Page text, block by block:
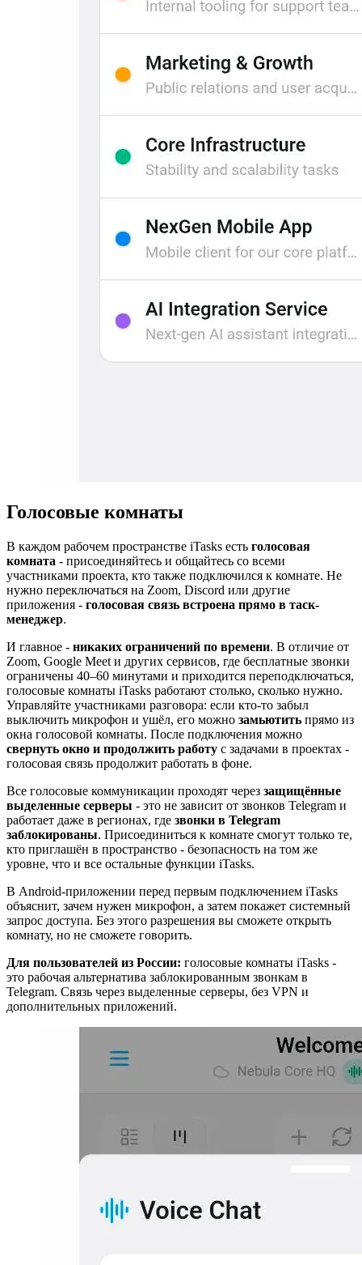
Голосовые комнаты
В каждом рабочем пространстве iTasks есть голосовая
комната - присоединяйтесь и общайтесь со всеми
участниками проекта, кто также подключился к комнате. Не
нужно переключаться на Zoom, Discord или другие
приложения - голосовая связь встроена прямо в таск-
менеджер.
И главное - никаких ограничений по времени. В отличие от
Zoom, Google Meet и других сервисов, где бесплатные звонки
ограничены 40–60 минутами и приходится переподключаться,
голосовые комнаты iTasks работают столько, сколько нужно.
Управляйте участниками разговора: если кто-то забыл
выключить микрофон и ушёл, его можно замьютить прямо из
окна голосовой комнаты. После подключения можно
свернуть окно и продолжить работу с задачами в проектах -
голосовая связь продолжит работать в фоне.
Все голосовые коммуникации проходят через защищённые
выделенные серверы - это не зависит от звонков Telegram и
работает даже в регионах, где звонки в Telegram
заблокированы. Присоединиться к комнате смогут только те,
кто приглашён в пространство - безопасность на том же
уровне, что и все остальные функции iTasks.
В Android-приложении перед первым подключением iTasks
объяснит, зачем нужен микрофон, а затем покажет системный
запрос доступа. Без этого разрешения вы сможете открыть
комнату, но не сможете говорить.
Для пользователей из России: голосовые комнаты iTasks -
это рабочая альтернатива заблокированным звонкам в
Telegram. Связь через выделенные серверы, без VPN и
дополнительных приложений.